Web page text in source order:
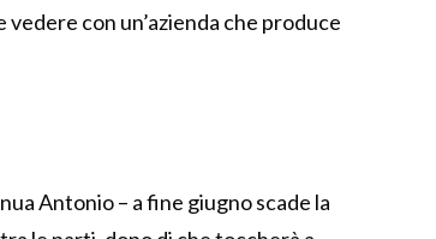
vedere con un’azienda che produce
Antonio – a fine giugno scade la